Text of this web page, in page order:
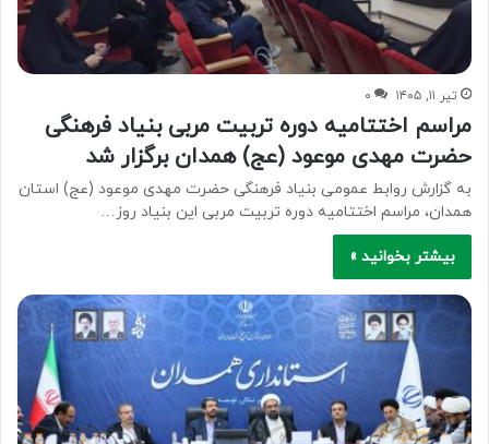
تیر ۱۱, ۱۴۰۵ ۰
مراسم اختتامیه دوره تربیت مربی بنیاد فرهنگی
حضرت مهدی موعود (عج) همدان برگزار شد
به گزارش روابط عمومی بنیاد فرهنگی حضرت مهدی موعود (عج) استان
همدان، مراسم اختتامیه دوره تربیت مربی این بنیاد روز…
بیشتر بخوانید »